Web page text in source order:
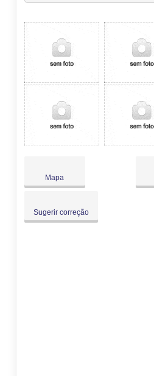
●
Sáb:
Fechado
Dom:
Fechado
Mapa
Sugerir correção